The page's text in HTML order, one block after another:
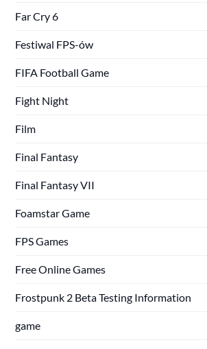
Far Cry 6
Festiwal FPS-ów
FIFA Football Game
Fight Night
Film
Final Fantasy
Final Fantasy VII
Foamstar Game
FPS Games
Free Online Games
Frostpunk 2 Beta Testing Information
game